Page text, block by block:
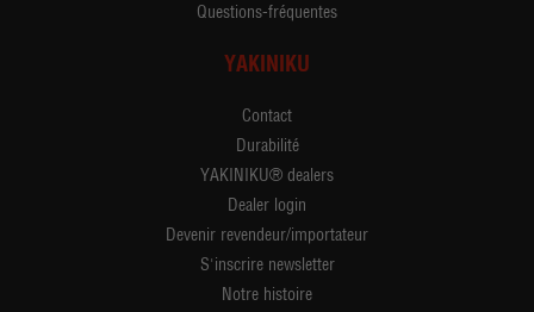
Questions-fréquentes
YAKINIKU
Contact
Durabilité
YAKINIKU® dealers
Dealer login
Devenir revendeur/importateur
S'inscrire newsletter
Notre histoire